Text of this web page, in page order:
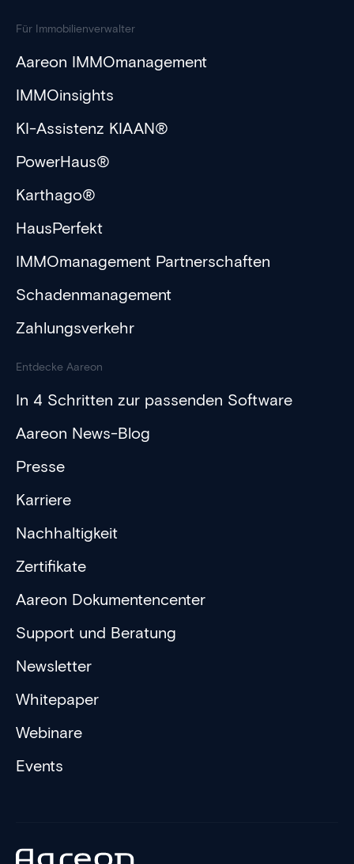
Für Immobilienverwalter
Aareon IMMOmanagement
IMMOinsights
KI-Assistenz KIAAN®
PowerHaus®
Karthago®
HausPerfekt
IMMOmanagement Partnerschaften
Schadenmanagement
Zahlungsverkehr
Entdecke Aareon
In 4 Schritten zur passenden Software
Aareon News-Blog
Presse
Karriere
Nachhaltigkeit
Zertifikate
Aareon Dokumentencenter
Support und Beratung
Newsletter
Whitepaper
Webinare
Events